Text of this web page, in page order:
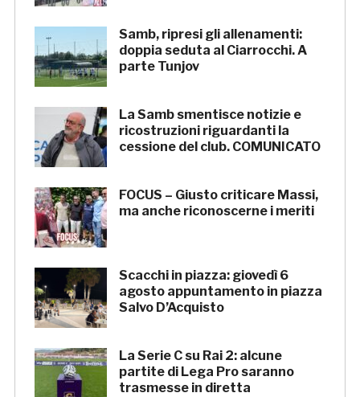
Samb, ripresi gli allenamenti:
doppia seduta al Ciarrocchi. A
parte Tunjov
La Samb smentisce notizie e
ricostruzioni riguardanti la
cessione del club. COMUNICATO
FOCUS – Giusto criticare Massi,
ma anche riconoscerne i meriti
Scacchi in piazza: giovedì 6
agosto appuntamento in piazza
Salvo D’Acquisto
La Serie C su Rai 2: alcune
partite di Lega Pro saranno
trasmesse in diretta